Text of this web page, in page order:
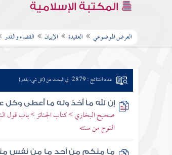
المكتبة الإسلامية
العرض الموضوعي العقيدة الإيمان القضاء والقدر
عدد النتائج : 2879 في البحث عن (كل شيء بقدر)
إن لله ما أخذ وله ما أعطى
صحيح البخاري > كتاب الجنائز > باب قول
النوح من سنته
ما منكم من أحد ما من نفس